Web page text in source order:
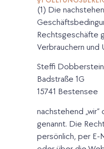
(1) Die
Rechtsgeschäfte
Verbrauchern und
Steffi Dobberstein
Badstraße 1G
15741 Bestensee
nachstehend „wir“
genannt. Die
persönlich, per E-